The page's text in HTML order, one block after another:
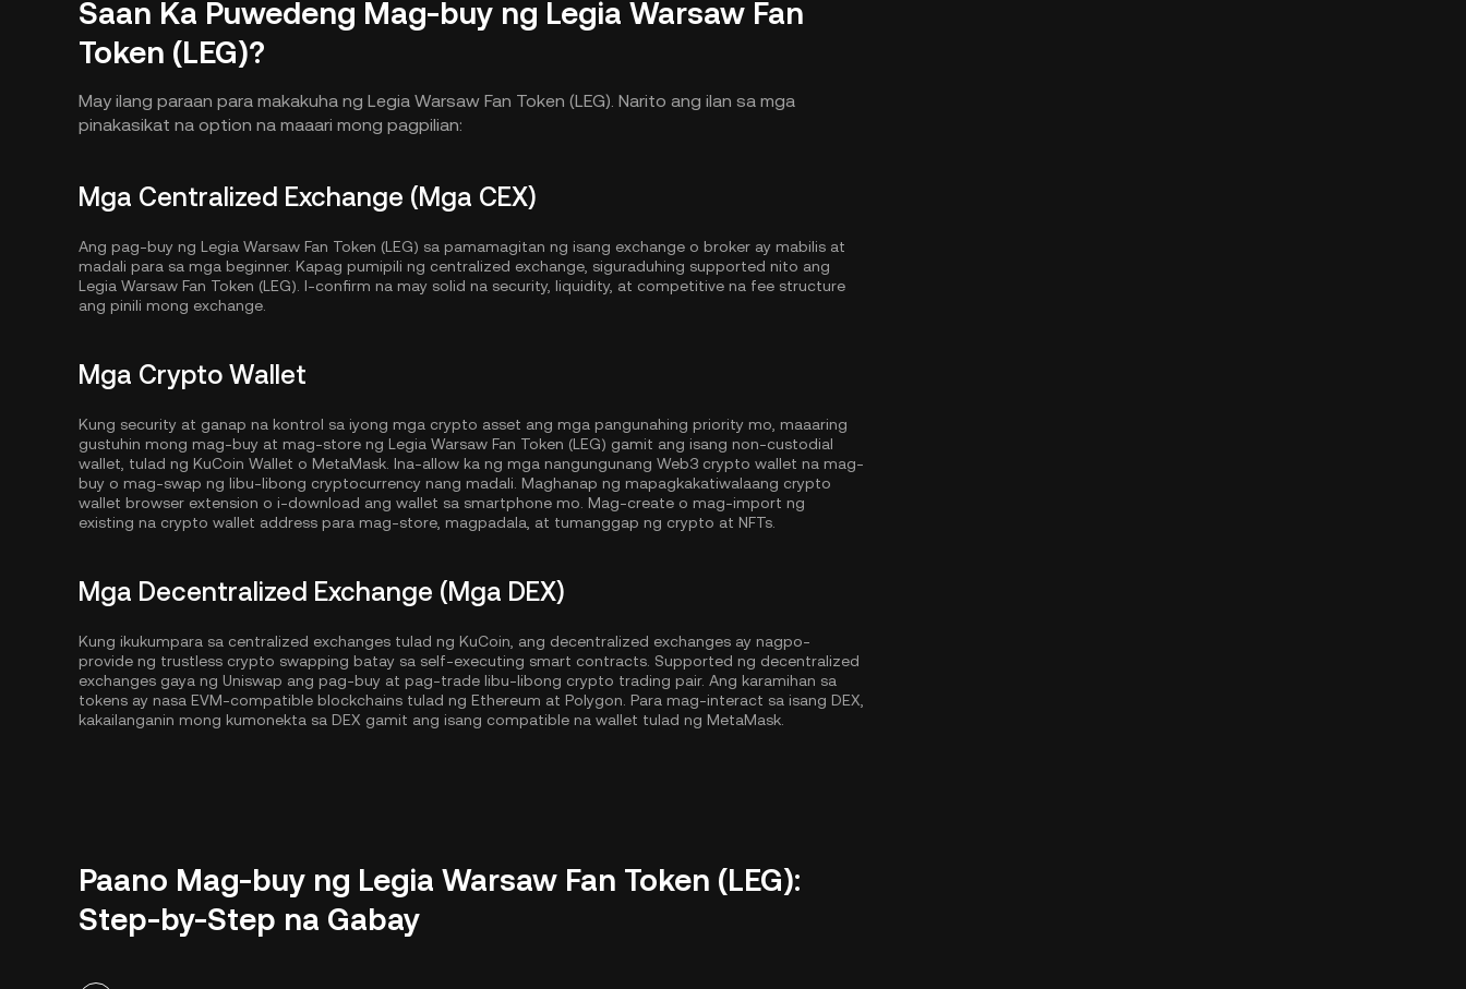
Saan Ka Puwedeng Mag-buy ng Legia Warsaw Fan
Token (LEG)?
May ilang paraan para makakuha ng Legia Warsaw Fan Token (LEG). Narito ang ilan sa mga
pinakasikat na option na maaari mong pagpilian:
Mga Centralized Exchange (Mga CEX)
Ang pag-buy ng Legia Warsaw Fan Token (LEG) sa pamamagitan ng isang exchange o broker ay mabilis at
madali para sa mga beginner. Kapag pumipili ng centralized exchange, siguraduhing supported nito ang
Legia Warsaw Fan Token (LEG). I-confirm na may solid na security, liquidity, at competitive na fee structure
ang pinili mong exchange.
Mga Crypto Wallet
Kung security at ganap na kontrol sa iyong mga crypto asset ang mga pangunahing priority mo, maaaring
gustuhin mong mag-buy at mag-store ng Legia Warsaw Fan Token (LEG) gamit ang isang non-custodial
wallet, tulad ng KuCoin Wallet o MetaMask. Ina-allow ka ng mga nangungunang Web3 crypto wallet na mag-
buy o mag-swap ng libu-libong cryptocurrency nang madali. Maghanap ng mapagkakatiwalaang crypto
wallet browser extension o i-download ang wallet sa smartphone mo. Mag-create o mag-import ng
existing na crypto wallet address para mag-store, magpadala, at tumanggap ng crypto at NFTs.
Mga Decentralized Exchange (Mga DEX)
Kung ikukumpara sa centralized exchanges tulad ng KuCoin, ang decentralized exchanges ay nagpo-
provide ng trustless crypto swapping batay sa self-executing smart contracts. Supported ng decentralized
exchanges gaya ng Uniswap ang pag-buy at pag-trade libu-libong crypto trading pair. Ang karamihan sa
tokens ay nasa EVM-compatible blockchains tulad ng Ethereum at Polygon . Para mag-interact sa isang DEX,
kakailanganin mong kumonekta sa DEX gamit ang isang compatible na wallet tulad ng MetaMask.
Paano Mag-buy ng Legia Warsaw Fan Token (LEG):
Step-by-Step na Gabay